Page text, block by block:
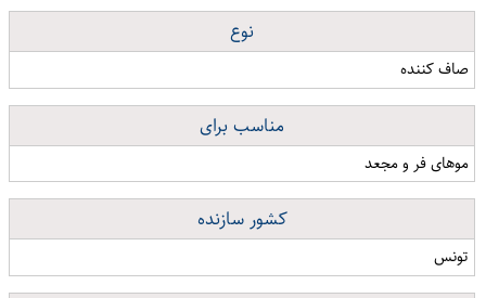
نوع
صاف کننده
مناسب برای
موهای فر و مجعد
کشور سازنده
تونس